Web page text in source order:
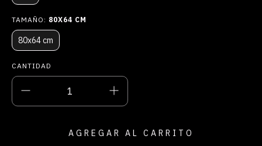
TAMAÑO: 80X64 CM
80x64 cm
CANTIDAD